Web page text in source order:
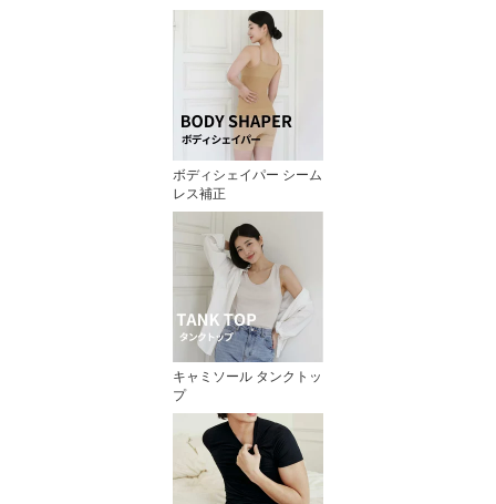
ボディシェイパー シーム
レス補正
キャミソール タンクトッ
プ